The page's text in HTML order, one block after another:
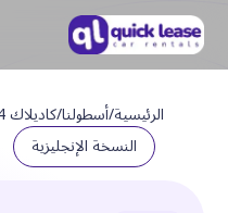
الرئيسية/أسطولنا/كاديلاك Xt4 2024
النسخة الإنجليزية